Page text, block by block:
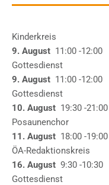
Kinderkreis
9. August 11:00 -12:00
Gottesdienst
9. August 11:00 -12:00
Gottesdienst
10. August 19:30 -21:00
Posaunenchor
11. August 18:00 -19:00
ÖA-Redaktionskreis
16. August 9:30 -10:30
Gottesdienst